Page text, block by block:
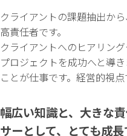
クライアントの課題抽出か
高責任者です。
クライアントへのヒアリン
プロジェクトを成功へと導
ことが仕事です。経営的視
幅広い知識と、大きな
サーとして、とても成